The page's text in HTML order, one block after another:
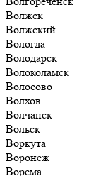
Волжск
Волжский
Вологда
Володарск
Волоколамск
Волосово
Волхов
Волчанск
Вольск
Воркута
Воронеж
Ворсма